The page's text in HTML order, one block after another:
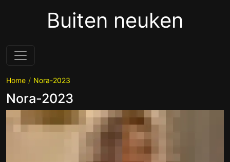
Buiten neuken
Home Nora-2023
Nora-2023